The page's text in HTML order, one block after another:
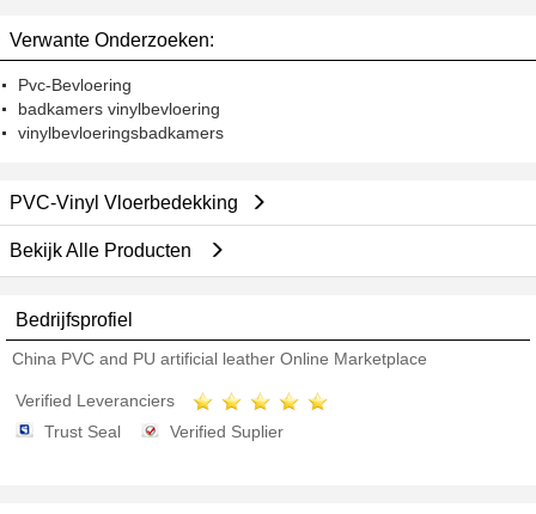
Verwante Onderzoeken:
Pvc-Bevloering
badkamers vinylbevloering
vinylbevloeringsbadkamers
PVC-Vinyl Vloerbedekking
Bekijk Alle Producten
Bedrijfsprofiel
China PVC and PU artificial leather Online Marketplace
Verified Leveranciers
Trust Seal
Verified Suplier